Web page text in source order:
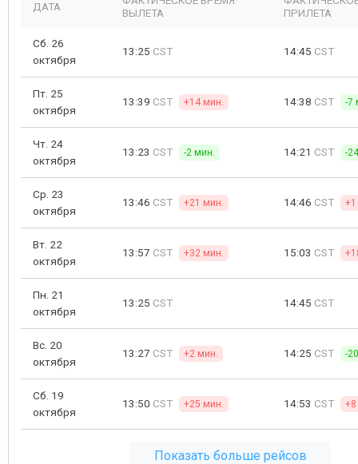
ДАТА
ВЫЛЕТА
ПРИЛЕТА
Сб. 26
октября
13:25 CST 14:45 CST
Пт. 25
октября
13:39 CST +14 мин. 14:38 CST -7
Чт. 24
октября
13:23 CST -2 мин. 14:21 CST -
Ср. 23
октября
13:46 CST +21 мин. 14:46 CST
Вт. 22
октября
13:57 CST +32 мин. 15:03 CST
Пн. 21
октября
13:25 CST 14:45 CST
Вс. 20
октября
13:27 CST +2 мин. 14:25 CST -
Сб. 19
октября
13:50 CST +25 мин. 14:53 CST
Показать больше рейсов